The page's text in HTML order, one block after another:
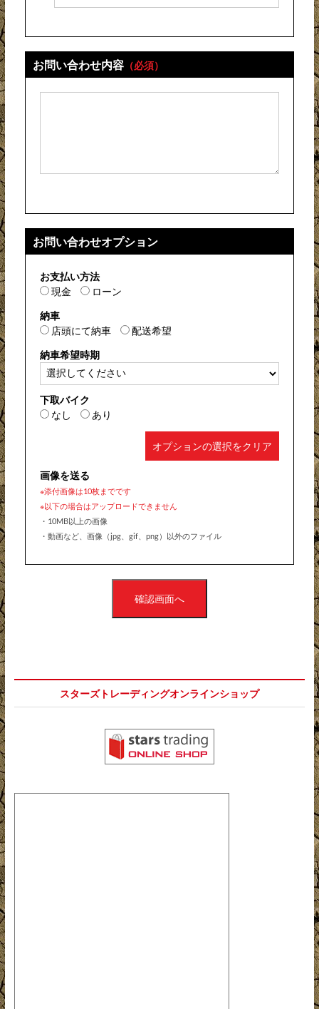
お問い合わせ内容（必須）
お問い合わせオプション
お支払い方法
現金
ローン
納車
店頭にて納車
配送希望
納車希望時期
下取バイク
なし
あり
オプションの選択をクリア
画像を送る
※添付画像は10枚までです
※以下の場合はアップロードできません
・10MB以上の画像
・動画など、画像（jpg、gif、png）以外のファイル
確認画面へ
スターズトレーディングオンラインショップ